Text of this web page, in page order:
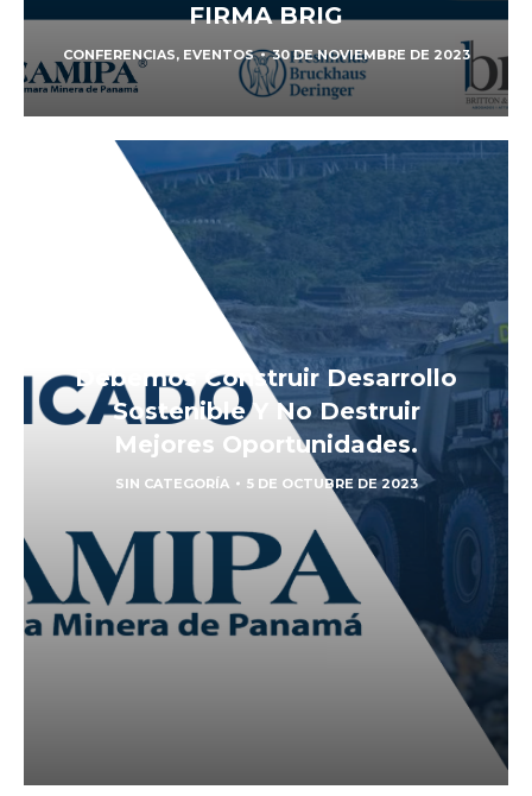
FIRMA BRIG
CONFERENCIAS, EVENTOS 30 DE NOVIEMBRE DE 2023
Debemos Construir Desarrollo
Sostenible Y No Destruir
Mejores Oportunidades.
SIN CATEGORÍA 5 DE OCTUBRE DE 2023